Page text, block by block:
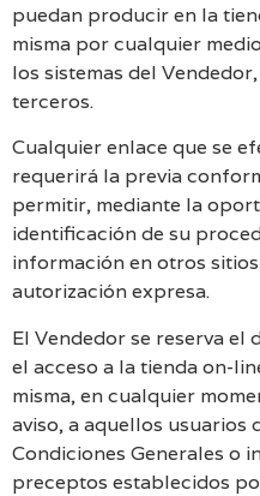
puedan producir en la
misma por cualquier
los sistemas del
terceros.
Cualquier enlace que se
requerirá la previa
permitir, mediante la
identificación de su
información en otros
autorización expresa.
El Vendedor se reserva el
el acceso a la tienda on-
misma, en cualquier
aviso, a aquellos usuarios
Condiciones Generales o
preceptos establecidos